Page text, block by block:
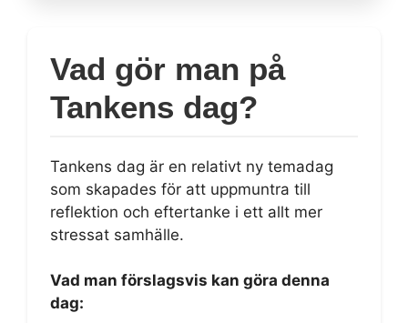
Vad gör man på
Tankens dag?
Tankens dag är en relativt ny temadag
som skapades för att uppmuntra till
reflektion och eftertanke i ett allt mer
stressat samhälle.
Vad man förslagsvis kan göra denna
dag: